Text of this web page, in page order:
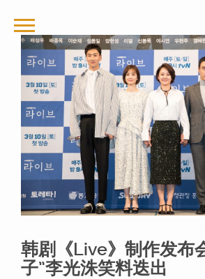
韩剧《Live》制作发布
子”李光洙笑料迭出